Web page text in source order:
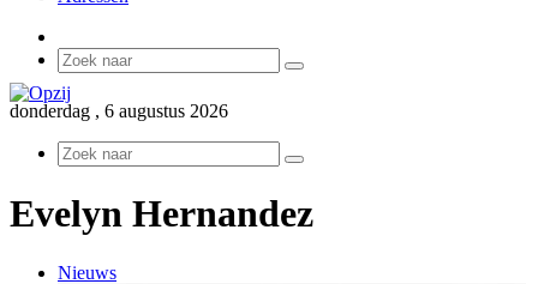
Zoek
donderdag , 6 augustus 2026
Zoek
Evelyn Hernandez
Nieuws